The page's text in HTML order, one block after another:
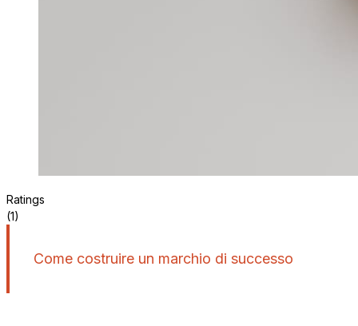
Ratings
(1)
Come costruire un marchio di successo